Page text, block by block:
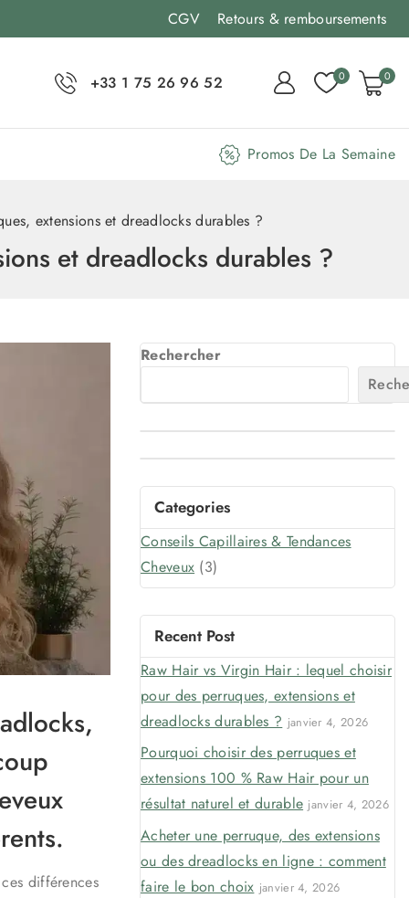
CGV Retours & remboursements
+33 1 75 26 96 52 0 0
Promos De La Semaine
extensions et dreadlocks durables ?
et dreadlocks durables ?
différences
Rechercher
Categories
Conseils Capillaires & Tendances
Cheveux (3)
Recent Post
Raw Hair vs Virgin Hair : lequel choisir
pour des perruques, extensions et
dreadlocks durables ? janvier 4, 2026
Pourquoi choisir des perruques et
extensions 100 % Raw Hair pour un
résultat naturel et durable janvier 4, 2026
Acheter une perruque, des extensions
ou des dreadlocks en ligne : comment
faire le bon choix janvier 4, 2026